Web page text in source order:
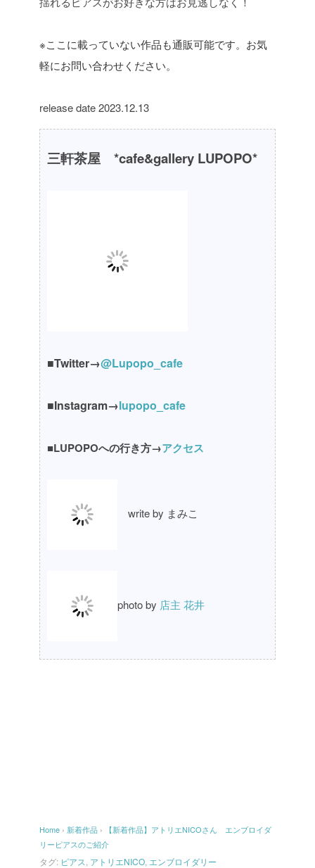
※ここに載っていない作品も通販可能です。お気
軽にお問い合わせください。
release date 2023.12.13
三軒茶屋 *cafe&gallery LUPOPO*
■Twitter→@Lupopo_cafe
■Instagram→lupopo_cafe
■LUPOPOへの行き方→アクセス
write by まみこ
photo by 店主 花井
Home › 新着作品 ›
【新着作品】アトリエNICOさん エンブロイダ
リーピアスのご紹介
タグ: ピアス アトリエNICO エンブロイダリー